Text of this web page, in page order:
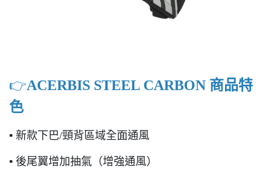
👉️ACERBIS STEEL CARBON 商品特
色
▪ 新款下巴/頸背區域全面通風
▪ 後尾翼增加抽氣（增強通風）